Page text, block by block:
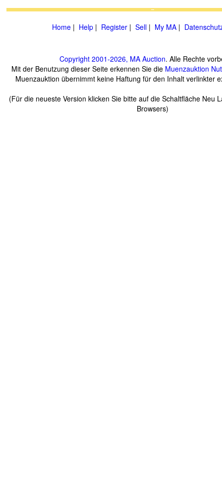
Home | Help | Register | Sell | My MA |
Copyright 2001-2026, MA Auction. Alle Rechte
Mit der Benutzung dieser Seite erkennen Sie die Muenzauktion
Muenzauktion übernimmt keine Haftung für den Inhalt verlinkter
(Für die neueste Version klicken Sie bitte auf die Schaltfläche Neu
Browsers)